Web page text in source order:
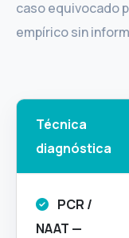
caso equivocado
empírico sin
Técnica
diagnóstica
PCR /
NAAT —